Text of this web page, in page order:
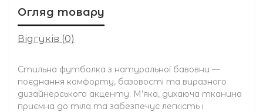
Огляд товару
Відгуків (0)
Стильна футболка з натуральної бавовни —
поєднання комфорту, базовості та виразного
дизайнерського акценту. М’яка, дихаюча тканина
приємна до тіла та забезпечує легкість і